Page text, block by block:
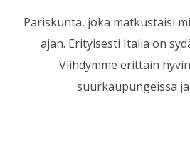
Pariskunta, joka matkustaisi
ajan. Erityisesti Italia on
Viihdymme erittäin
suurkaupungeissa